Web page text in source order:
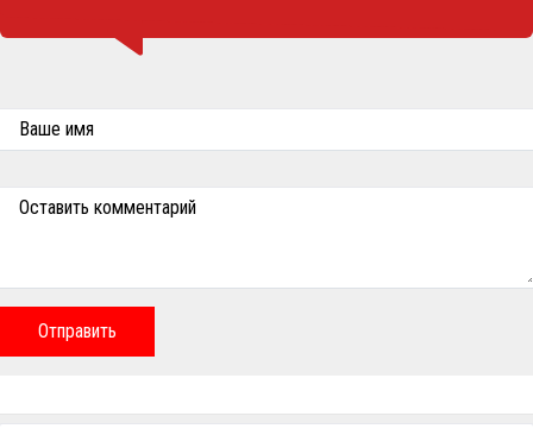
Ваше имя
Оставить комментарий
Отправить